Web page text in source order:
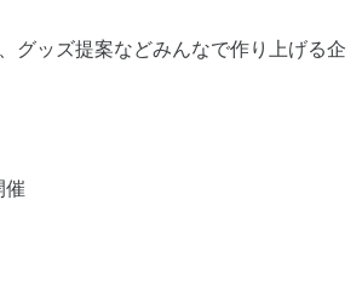
グッズ提案などみんなで作り上げる企
催